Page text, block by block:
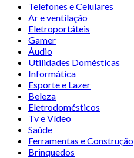
Telefones e Celulares
Ar e ventilação
Eletroportáteis
Gamer
Áudio
Utilidades Domésticas
Informática
Esporte e Lazer
Beleza
Eletrodomésticos
Tv e Vídeo
Saúde
Ferramentas e Construção
Brinquedos